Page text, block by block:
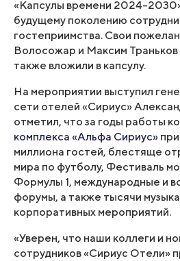
«Капсулы времени 2024-
будущему поколению
гостеприимства. Свои
Волосожар и Максим Траньков
также вложили в капсулу.
На мероприятии выступил
сети отелей «Сириус»
отметил, что за годы работы
комплекса «Альфа Сириус»
миллиона гостей, блестяще
мира по футболу, Фестиваль
Формулы 1, международные и
форумы, а также тысячи
корпоративных мероприятий.
«Уверен, что наши коллеги и
сотрудников «Сириус Отели»